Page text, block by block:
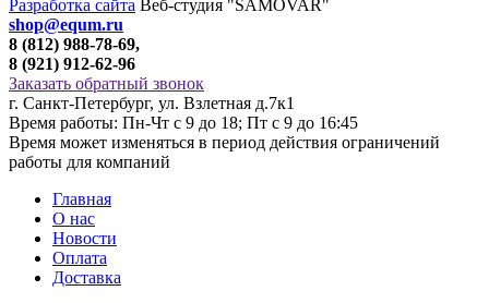
Разработка сайта Веб-студия "SAMOVAR"
shop@equm.ru
8 (812) 988-78-69,
8 (921) 912-62-96
Заказать обратный звонок
г. Санкт-Петербург, ул. Взлетная д.7к1
Время работы: Пн-Чт с 9 до 18; Пт с 9 до 16:45
Время может изменяться в период действия ограничений
работы для компаний
Главная
О нас
Новости
Оплата
Доставка